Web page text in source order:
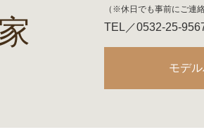
（※休日でも事前にご連
TEL／0532-25-
モデ